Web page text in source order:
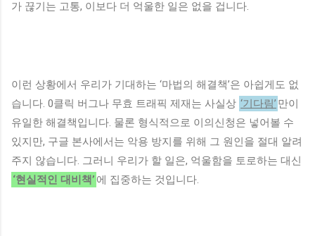
가 끊기는 고통, 이보다 더 억울한 일은 없을 겁니다.
이런 상황에서 우리가 기대하는 ‘마법의 해결책’은 아쉽게도 없
습니다. 0클릭 버그나 무효 트래픽 제재는 사실상 ‘기다림’ 만이
유일한 해결책입니다. 물론 형식적으로 이의신청은 넣어볼 수
있지만, 구글 본사에서는 악용 방지를 위해 그 원인을 절대 알려
주지 않습니다. 그러니 우리가 할 일은, 억울함을 토로하는 대신
‘현실적인 대비책’ 에 집중하는 것입니다.